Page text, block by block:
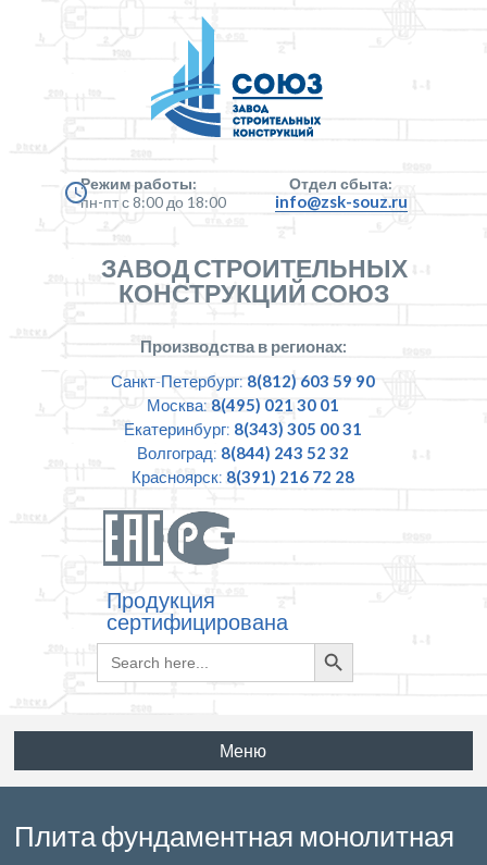
Режим работы:
пн-пт с 8:00 до 18:00
Отдел сбыта:
info@zsk-souz.ru
ЗАВОД СТРОИТЕЛЬНЫХ
КОНСТРУКЦИЙ СОЮЗ
Производства в регионах:
Санкт-Петербург: 8(812) 603 59 90
Москва: 8(495) 021 30 01
Екатеринбург: 8(343) 305 00 31
Волгоград: 8(844) 243 52 32
Красноярск: 8(391) 216 72 28
Продукция
сертифицирована
Search
for:
Search
Button
Меню
Плита фундаментная монолитная